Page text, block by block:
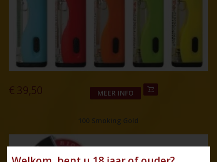
€ 39,50 MEER INFO
100 Smoking Gold